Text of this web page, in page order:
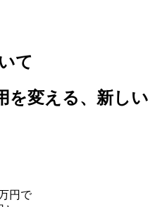
て
を変える、新しい
円で